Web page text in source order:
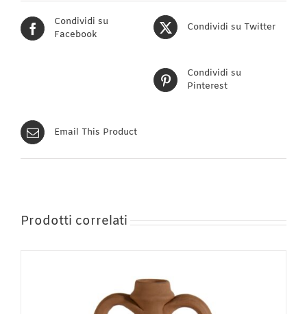
Condividi su
Facebook
Condividi su Twitter
Condividi su
Pinterest
Email This Product
Prodotti correlati